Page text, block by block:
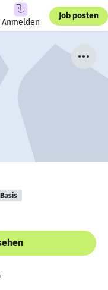
Anmelden
Job posten
Basis